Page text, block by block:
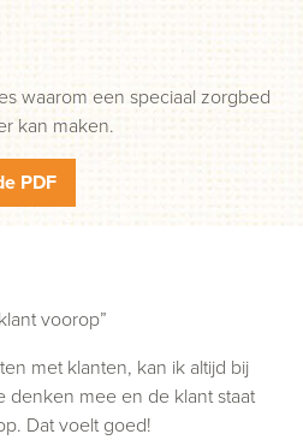
waarom een speciaal zorgbed
kan maken.
PDF
voorop”
met klanten, kan ik altijd bij
denken mee en de klant staat
Dat voelt goed!